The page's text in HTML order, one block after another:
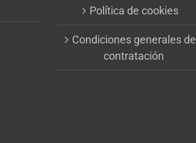
Política de cookies
Condiciones generales de
contratación